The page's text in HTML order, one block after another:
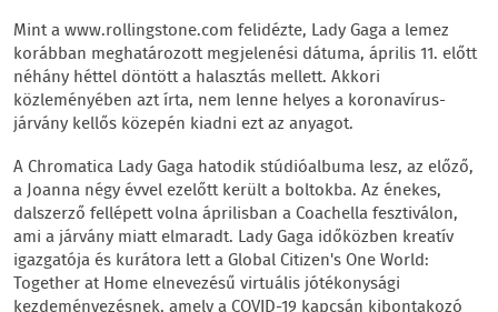
Mint a www.rollingstone.com felidézte, Lady Gaga a lemez
korábban meghatározott megjelenési dátuma, április 11. előtt
néhány héttel döntött a halasztás mellett. Akkori
közleményében azt írta, nem lenne helyes a koronavírus-
járvány kellős közepén kiadni ezt az anyagot.
A Chromatica Lady Gaga hatodik stúdióalbuma lesz, az előző,
a Joanna négy évvel ezelőtt került a boltokba. Az énekes,
dalszerző fellépett volna áprilisban a Coachella fesztiválon,
ami a járvány miatt elmaradt. Lady Gaga időközben kreatív
igazgatója és kurátora lett a Global Citizen's One World:
Together at Home elnevezésű virtuális jótékonysági